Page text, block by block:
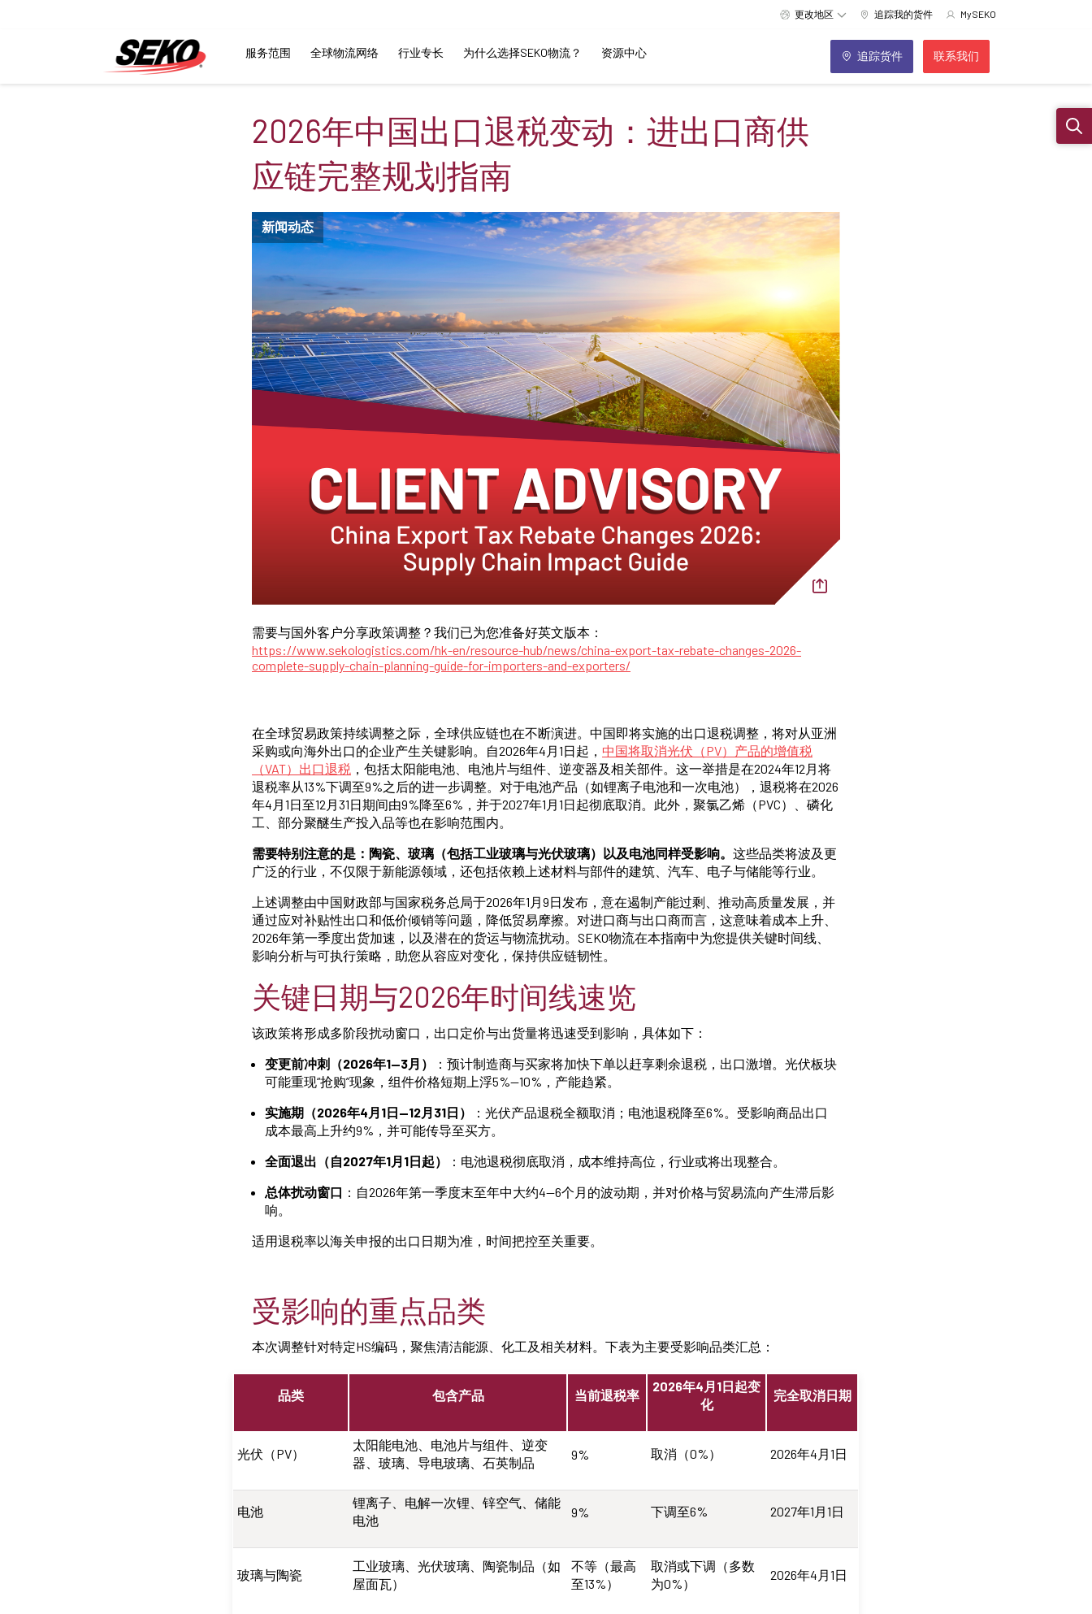
更改地区 追踪我的货件 MySEKO
服务范围 全球物流网络 行业专长 为什么选择SEKO物流？ 资源中心 追踪货件 联系我们
2026年中国出口退税变动：进出口商供
应链完整规划指南
新闻动态
需要与国外客户分享政策调整？我们已为您准备好英文版本：
https://www.sekologistics.com/hk-en/resource-hub/news/china-export-tax-rebate-changes-2026-
complete-supply-chain-planning-guide-for-importers-and-exporters/
在全球贸易政策持续调整之际，全球供应链也在不断演进。中国即将实施的出口退税调整，将对从亚洲
采购或向海外出口的企业产生关键影响。自2026年4月1日起， 中国将取消光伏（PV）产品的增值税
（VAT）出口退税 ，包括太阳能电池、电池片与组件、逆变器及相关部件。这一举措是在2024年12月将
退税率从13%下调至9%之后的进一步调整。对于电池产品（如锂离子电池和一次电池），退税将在2026
年4月1日至12月31日期间由9%降至6%，并于2027年1月1日起彻底取消。此外，聚氯乙烯（PVC）、磷化
工、部分聚醚生产投入品等也在影响范围内。
需要特别注意的是：陶瓷、玻璃（包括工业玻璃与光伏玻璃）以及电池同样受影响。 这些品类将波及更
广泛的行业，不仅限于新能源领域，还包括依赖上述材料与部件的建筑、汽车、电子与储能等行业。
上述调整由中国财政部与国家税务总局于2026年1月9日发布，意在遏制产能过剩、推动高质量发展，并
通过应对补贴性出口和低价倾销等问题，降低贸易摩擦。对进口商与出口商而言，这意味着成本上升、
2026年第一季度出货加速，以及潜在的货运与物流扰动。SEKO物流在本指南中为您提供关键时间线、
影响分析与可执行策略，助您从容应对变化，保持供应链韧性。
关键日期与2026年时间线速览
该政策将形成多阶段扰动窗口，出口定价与出货量将迅速受到影响，具体如下：
变更前冲刺（2026年1—3月）
：预计制造商与买家将加快下单以赶享剩余退税，出口激增。光伏板块
可能重现“抢购”现象，组件价格短期上浮5%—10%，产能趋紧。
实施期（2026年4月1日—12月31日）
：光伏产品退税全额取消；电池退税降至6%。受影响商品出口
成本最高上升约9%，并可能传导至买方。
全面退出（自2027年1月1日起）
：电池退税彻底取消，成本维持高位，行业或将出现整合。
总体扰动窗口 ：自2026年第一季度末至年中大约4—6个月的波动期，并对价格与贸易流向产生滞后影
响。
适用退税率以海关申报的出口日期为准，时间把控至关重要。
受影响的重点品类
本次调整针对特定HS编码，聚焦清洁能源、化工及相关材料。下表为主要受影响品类汇总：
品类 包含产品 当前退税率
2026年4月1日起变
化
完全取消日期
光伏（PV）
太阳能电池、电池片与组件、逆变
器、玻璃、导电玻璃、石英制品
9% 取消（0%） 2026年4月1日
电池
锂离子、电解一次锂、锌空气、储能
电池
9% 下调至6% 2027年1月1日
玻璃与陶瓷
工业玻璃、光伏玻璃、陶瓷制品（如
屋面瓦）
不等（最高
至13%）
取消或下调（多数
为0%）
2026年4月1日